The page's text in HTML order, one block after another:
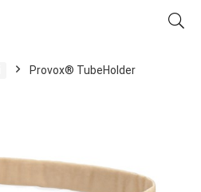
Provox® TubeHolder